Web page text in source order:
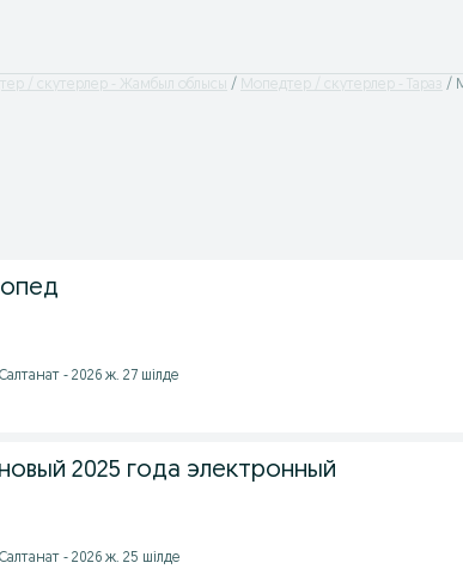
/ скутерлер - Жамбыл облысы Мопедтер / скутерлер - Тараз
- 2026 ж. 27 шілде
2025 года электронный
- 2026 ж. 25 шілде